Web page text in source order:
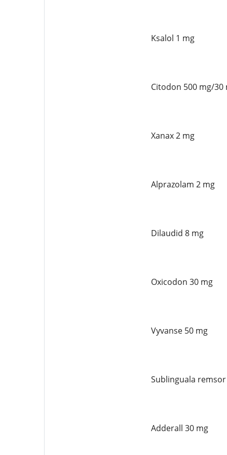
Ksalol 1 mg
Citodon 500 mg/30
Xanax 2 mg
Alprazolam 2 mg
Dilaudid 8 mg
Oxicodon 30 mg
Vyvanse 50 mg
Sublinguala
Adderall 30 mg